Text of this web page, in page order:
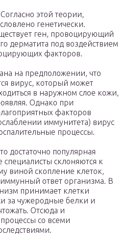
этой теории,
генетически.
ген, провоцирующий
дерматита под воздействием
факторов.
на предположении, что
вирус, который может
в наружном слое кожи,
Однако при
факторов
иммунитета) вирус
процессы.
достаточно популярная
склоняются к
виной скопление клеток,
ответ организма. В
принимает клетки
за чужеродные белки и
Отсюда и
со всеми